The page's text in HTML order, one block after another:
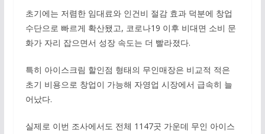
초기에는 저렴한 임대료와 인건비 절감 효과 덕분에 창업
수단으로 빠르게 확산됐고, 코로나19 이후 비대면 소비 문
화가 자리 잡으면서 성장 속도는 더 빨라졌다.
특히 아이스크림 할인점 형태의 무인매장은 비교적 적은
초기 비용으로 창업이 가능해 자영업 시장에서 급속히 늘
어났다.
실제로 이번 조사에서도 전체 1147곳 가운데 무인 아이스